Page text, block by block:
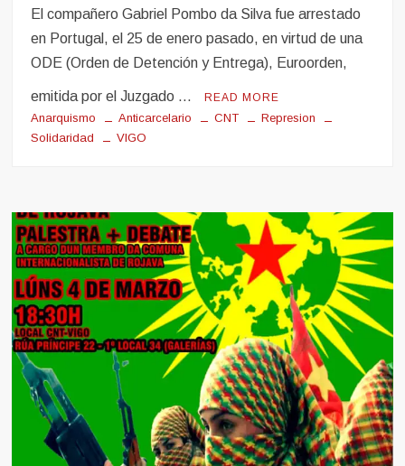
El compañero Gabriel Pombo da Silva fue arrestado
en Portugal, el 25 de enero pasado, en virtud de una
ODE (Orden de Detención y Entrega), Euroorden,
emitida por el Juzgado … READ MORE
Anarquismo Anticarcelario CNT
Represion
Solidaridad
VIGO